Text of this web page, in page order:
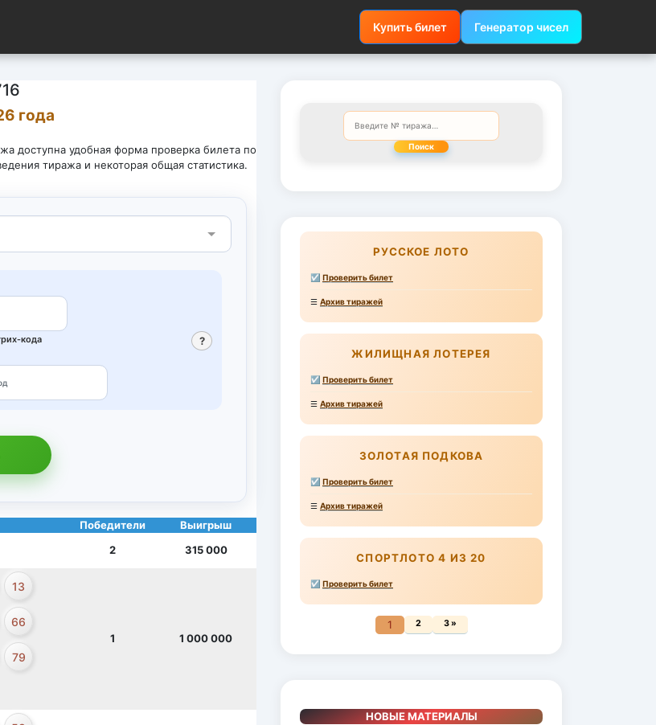
Купить билет Генератор чисел
года
доступна удобная форма проверка билета по
тиража и некоторая общая статистика.
?
Победители Выигрыш
2 315 000
13
66
79
1 1 000 000
Поиск
РУССКОЕ ЛОТО
☑ Проверить билет
☰ Архив тиражей
ЖИЛИЩНАЯ ЛОТЕРЕЯ
☑ Проверить билет
☰ Архив тиражей
ЗОЛОТАЯ ПОДКОВА
☑ Проверить билет
☰ Архив тиражей
СПОРТЛОТО 4 ИЗ 20
☑ Проверить билет
1 2 3 »
НОВЫЕ МАТЕРИАЛЫ